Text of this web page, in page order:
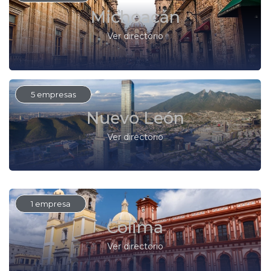
Michoacán
Ver directorio
Nuevo León
Ver directorio
5 empresas
Colima
Ver directorio
1 empresa